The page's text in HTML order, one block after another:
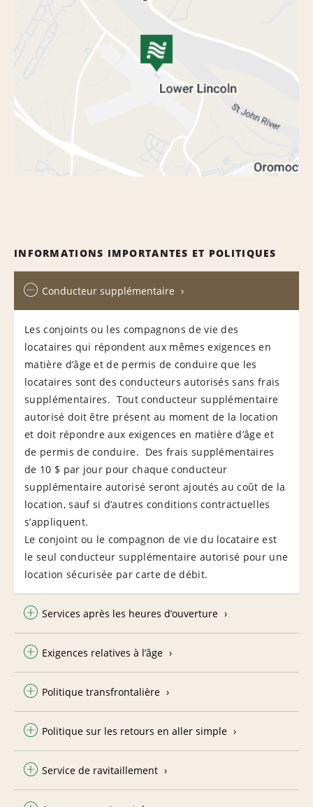
INFORMATIONS IMPORTANTES ET POLITIQUES
Conducteur supplémentaire
Les conjoints ou les compagnons de vie des
locataires qui répondent aux mêmes exigences en
matière d’âge et de permis de conduire que les
locataires sont des conducteurs autorisés sans frais
supplémentaires. Tout conducteur supplémentaire
autorisé doit être présent au moment de la location
et doit répondre aux exigences en matière d’âge et
de permis de conduire. Des frais supplémentaires
de 10 $ par jour pour chaque conducteur
supplémentaire autorisé seront ajoutés au coût de la
location, sauf si d’autres conditions contractuelles
s’appliquent.
Le conjoint ou le compagnon de vie du locataire est
le seul conducteur supplémentaire autorisé pour une
location sécurisée par carte de débit.
Services après les heures d’ouverture
Exigences relatives à l’âge
Politique transfrontalière
Politique sur les retours en aller simple
Service de ravitaillement